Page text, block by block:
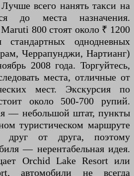
всего нанять такси на
до места назначения.
800 стоят около ₹ 1200
однодневных
Черрапунджи, Нартианг)
2008 года. Торгуйтесь,
места, отличные от
мест. Экскурсия по
около 500-700 рупий.
— небольшой штат, пункты
туристическом маршруте
друг от друга, поэтому
— нерентабельная идея.
Orchid Lake Resort или
автомобили не всегда